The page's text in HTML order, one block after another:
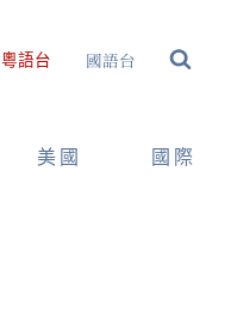
粵語台 國語台
美國 國際